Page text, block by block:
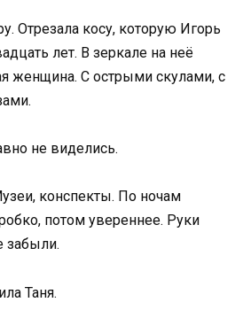
Отрезала косу, которую Игорь
лет. В зеркале на неё
женщина. С острыми скулами, с
не виделись.
конспекты. По ночам
потом увереннее. Руки
забыли.
Таня.